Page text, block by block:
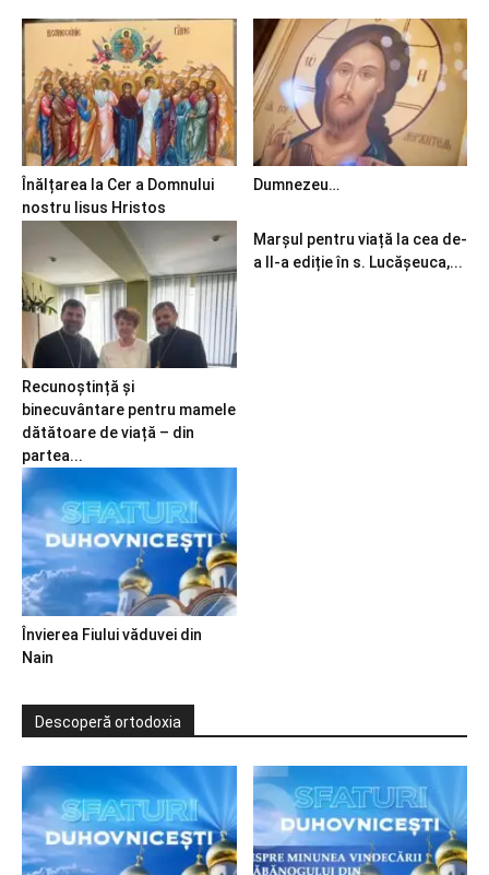
Înălțarea la Cer a Domnului
nostru Iisus Hristos
Dumnezeu…
Recunoștință și
binecuvântare pentru mamele
dătătoare de viață – din
partea...
Marșul pentru viață la cea de-
a II-a ediție în s. Lucășeuca,...
Învierea Fiului văduvei din
Nain
Descoperă ortodoxia